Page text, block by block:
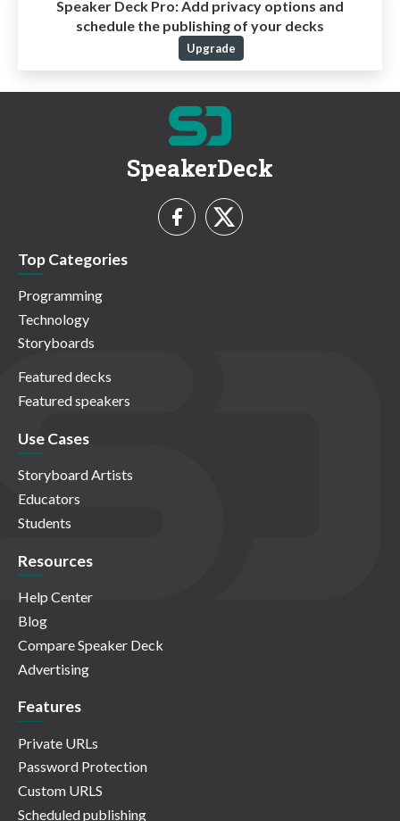
Speaker Deck Pro:Add privacy options and
schedule the publishing of your decks
Upgrade
SpeakerDeck
Top Categories
Programming
Technology
Storyboards
Featured decks
Featured speakers
Use Cases
Storyboard Artists
Educators
Students
Resources
Help Center
Blog
Compare Speaker Deck
Advertising
Features
Private URLs
Password Protection
Custom URLS
Scheduled publishing